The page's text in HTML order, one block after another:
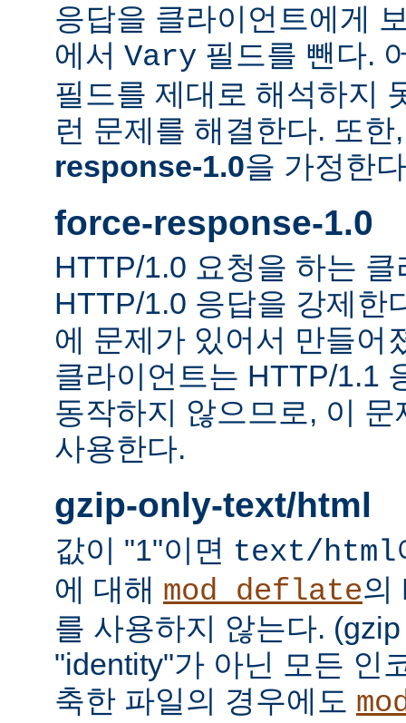
응답을 클라이언트에게
에서 Vary 필드를 뺀다.
필드를 제대로 해석하지
런 문제를 해결한다. 또
response-1.0을 가정한
force-response-1.0
HTTP/1.0 요청을 하는
HTTP/1.0 응답을 강제한
에 문제가 있어서 만들어
클라이언트는 HTTP/1.1
동작하지 않으므로, 이
사용한다.
gzip-only-text/html
값이 "1"이면 text/html
에 대해 mod_deflate의
를 사용하지 않는다.
"identity"가 아닌 모든 인
축한 파일의 경우에도